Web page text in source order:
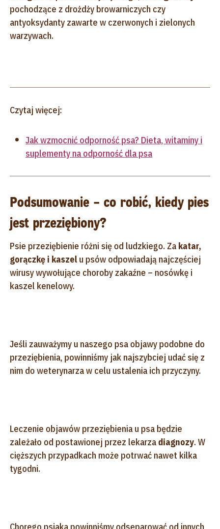
pochodzące z drożdży browarniczych czy
antyoksydanty zawarte w czerwonych i zielonych
warzywach.
Czytaj więcej:
Jak wzmocnić odporność psa? Dieta, witaminy i
suplementy na odporność dla psa
Podsumowanie – co robić, kiedy pies
jest przeziębiony?
Psie przeziębienie różni się od ludzkiego. Za katar,
gorączkę i kaszel u psów odpowiadają najczęściej
wirusy wywołujące choroby zakaźne – nosówkę i
kaszel kenelowy.
Jeśli zauważymy u naszego psa objawy podobne do
przeziębienia, powinniśmy jak najszybciej udać się z
nim do weterynarza w celu ustalenia ich przyczyny.
Leczenie objawów przeziębienia u psa będzie
zależało od postawionej przez lekarza diagnozy. W
cięższych przypadkach może potrwać nawet kilka
tygodni.
Chorego psiaka powinniśmy odseparować od innych